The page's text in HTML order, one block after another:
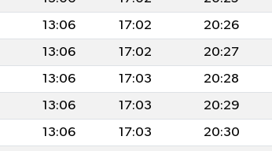
13:06 17:02 20:26
13:06 17:02 20:27
13:06 17:03 20:28
13:06 17:03 20:29
13:06 17:03 20:30